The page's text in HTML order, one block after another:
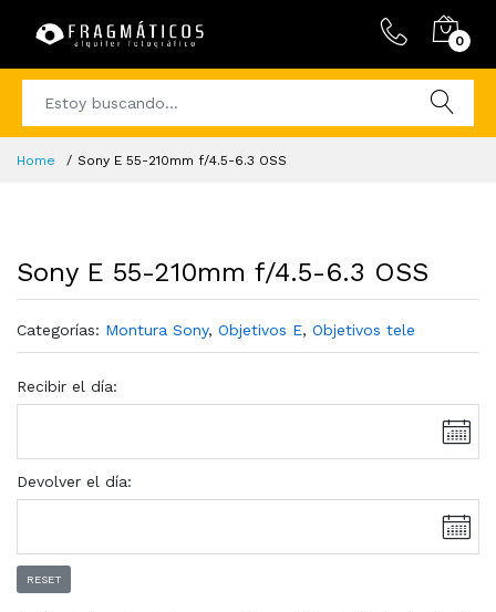
0
Home Sony E 55-210mm f/4.5-6.3 OSS
Sony E 55-210mm f/4.5-6.3 OSS
Categorías: Montura Sony, Objetivos E, Objetivos tele
Recibir el día:
Devolver el día:
RESET